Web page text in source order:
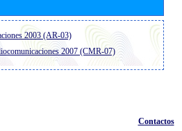
2003 (AR-03)
2007 (CMR-07)
Contactos